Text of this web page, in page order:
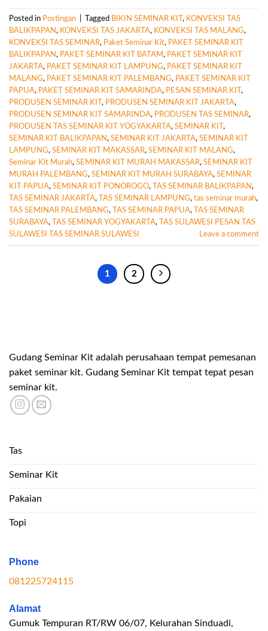
Posted in Postingan Tagged BIKIN SEMINAR KIT , KONVEKSI TAS
BALIKPAPAN, KONVEKSI TAS JAKARTA, KONVEKSI TAS MALANG,
KONVEKSI TAS SEMINAR, Paket Seminar Kit, PAKET SEMINAR KIT
BALIKPAPAN, PAKET SEMINAR KIT BATAM, PAKET SEMINAR KIT
JAKARTA, PAKET SEMINAR KIT LAMPUNG, PAKET SEMINAR KIT
MALANG, PAKET SEMINAR KIT PALEMBANG, PAKET SEMINAR KIT
PAPUA, PAKET SEMINAR KIT SAMARINDA, PESAN SEMINAR KIT ,
PRODUSEN SEMINAR KIT , PRODUSEN SEMINAR KIT JAKARTA,
PRODUSEN SEMINAR KIT SAMARINDA, PRODUSEN TAS SEMINAR,
PRODUSEN TAS SEMINAR KIT YOGYAKARTA, SEMINAR KIT ,
SEMINAR KIT BALIKPAPAN, SEMINAR KIT JAKARTA, SEMINAR KIT
LAMPUNG, SEMINAR KIT MAKASSAR, SEMINAR KIT MALANG,
Seminar Kit Murah, SEMINAR KIT MURAH MAKASSAR, SEMINAR KIT
MURAH PALEMBANG, SEMINAR KIT MURAH SURABAYA, SEMINAR
KIT PAPUA, SEMINAR KIT PONOROGO, TAS SEMINAR BALIKPAPAN,
TAS SEMINAR JAKARTA, TAS SEMINAR LAMPUNG, tas seminar murah,
TAS SEMINAR PALEMBANG, TAS SEMINAR PAPUA,
TAS SEMINAR
SURABAYA, TAS SEMINAR YOGYAKARTA,
TAS SULAWESI PESAN TAS
SULAWESI TAS SEMINAR SULAWESI
Leave a comment
1 2
Gudang Seminar Kit adalah perusahaan tempat pemesanan
paket seminar kit. Gudang Seminar Kit tempat tepat pesan
seminar kit.
Tas
Seminar Kit
Pakaian
Topi
Phone
081225724115
Alamat
Gumuk Tempuran RT/RW 06/07, Kelurahan Sinduadi,